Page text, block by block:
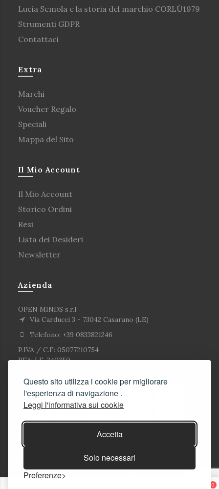
Questo sito utilizza i cookie per migliorare
l'esperienza di navigazione .
Leggi l'informativa sui cookie
Accetta
Solo necessari
Preferenze
0
Lucia Semola e la storia del marchio CORLÙ1979
Strumenti GDPR
Contattaci
Extra
Marchi
Voucher Regalo
Speciali
Mappa del Sito
Il Mio Account
Il Mio Account
Storico Ordini
Resi
Lista dei Desideri
Newsletter
Azienda
OPEN MINDS s.r.l
Via Carducci 3 - 73042 Casarano (LE)
Telefono: +39 0833821246
P.IVA / C.F: 05077210754
REA: LE-340350
© Copyright Corlù1979- Tutti i diritti riservati. 2026